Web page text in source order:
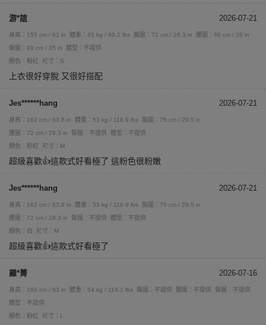
游*誼 2026-07-21
身高：155 cm / 61 in 體重：45 kg / 99.2 lbs 胸圍：72 cm / 28.3 in
腰圍：66 cm / 26 in
臀圍：89 cm / 35 in
體型：不提供
顏色：粉紅
尺寸：S
上衣很好穿脫 又很好搭配
Jes******hang 2026-07-21
身高：162 cm / 63.8 in 體重：53 kg / 116.9 lbs
胸圍：75 cm / 29.5 in
腰圍：72 cm / 28.3 in
臀圍：不提供
體型：不提供
顏色：粉紅
尺寸：M
超級喜歡👍這款式好看極了 這粉色很粉嫩
Jes******hang 2026-07-21
身高：162 cm / 63.8 in 體重：53 kg / 116.9 lbs
胸圍：75 cm / 29.5 in
腰圍：72 cm / 28.3 in
臀圍：不提供
體型：不提供
顏色：白
尺寸：M
超級喜歡👍這款式好看極了
羅*菁 2026-07-16
身高：160 cm / 63 in 體重：54 kg / 119.1 lbs 胸圍：不提供 腰圍：不提供
臀圍：不提供
體型：不提供
顏色：粉紅
尺寸：L